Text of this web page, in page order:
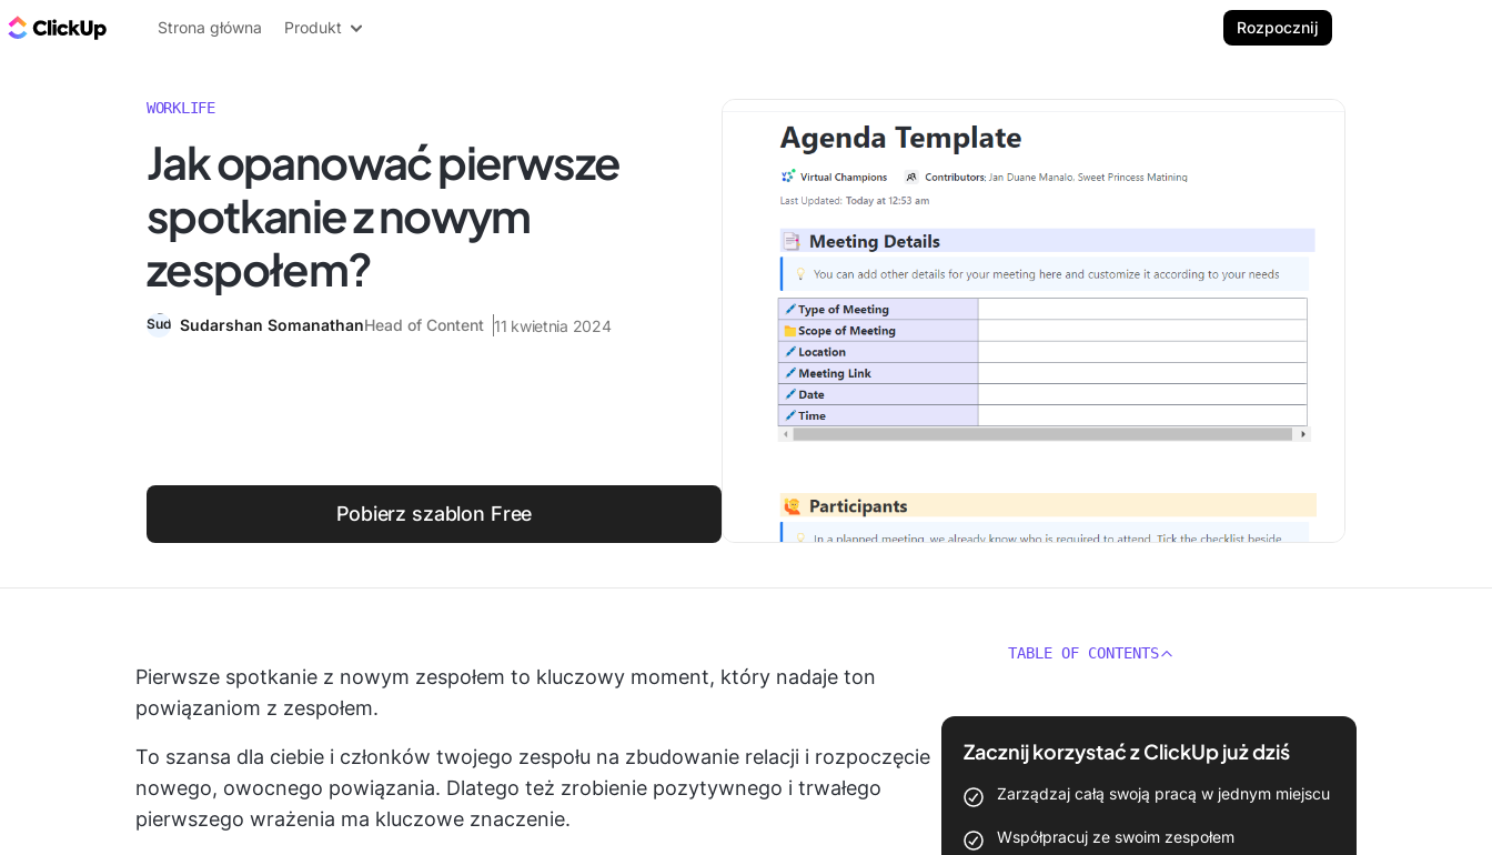
ClickUp Blog
Strona główna Produkt Rozpocznij
WORKLIFE
Jak opanować pierwsze
spotkanie z nowym
zespołem?
Sudarshan SomanathanHead of Content 11 kwietnia 2024
Pobierz szablon Free
Pierwsze spotkanie z nowym zespołem to kluczowy moment, który nadaje ton
powiązaniom z zespołem.
To szansa dla ciebie i członków twojego zespołu na zbudowanie relacji i rozpoczęcie
nowego, owocnego powiązania. Dlatego też zrobienie pozytywnego i trwałego
pierwszego wrażenia ma kluczowe znaczenie.
TABLE OF CONTENTS
Zacznij korzystać z ClickUp już dziś
Zarządzaj całą swoją pracą w jednym miejscu
Współpracuj ze swoim zespołem